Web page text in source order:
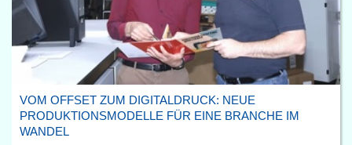
VOM OFFSET ZUM DIGITALDRUCK: NEUE
PRODUKTIONSMODELLE FÜR EINE BRANCHE IM
WANDEL